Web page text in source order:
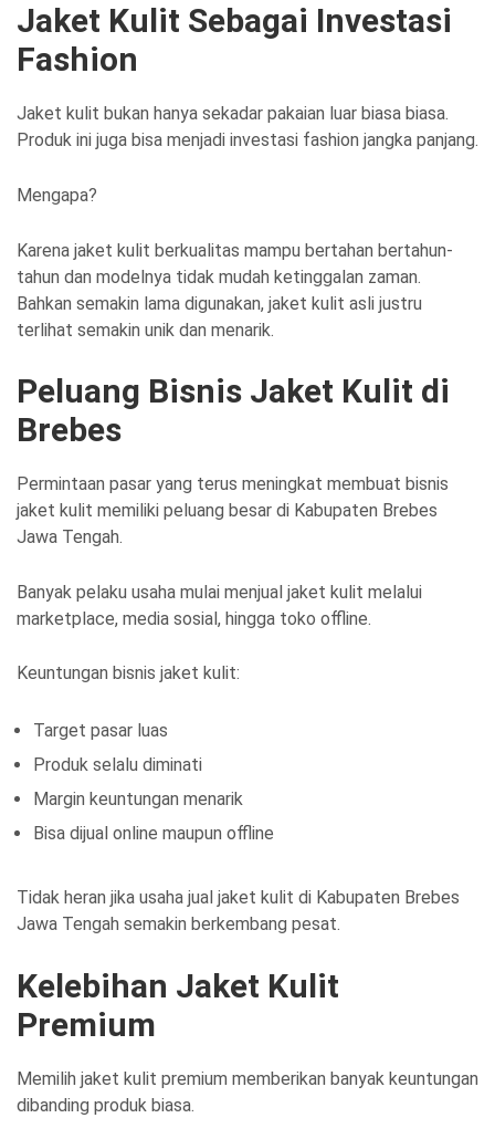
Jaket Kulit Sebagai Investasi
Fashion
Jaket kulit bukan hanya sekadar pakaian luar biasa biasa.
Produk ini juga bisa menjadi investasi fashion jangka panjang.
Mengapa?
Karena jaket kulit berkualitas mampu bertahan bertahun-
tahun dan modelnya tidak mudah ketinggalan zaman.
Bahkan semakin lama digunakan, jaket kulit asli justru
terlihat semakin unik dan menarik.
Peluang Bisnis Jaket Kulit di
Brebes
Permintaan pasar yang terus meningkat membuat bisnis
jaket kulit memiliki peluang besar di Kabupaten Brebes
Jawa Tengah.
Banyak pelaku usaha mulai menjual jaket kulit melalui
marketplace, media sosial, hingga toko offline.
Keuntungan bisnis jaket kulit:
Target pasar luas
Produk selalu diminati
Margin keuntungan menarik
Bisa dijual online maupun offline
Tidak heran jika usaha jual jaket kulit di Kabupaten Brebes
Jawa Tengah semakin berkembang pesat.
Kelebihan Jaket Kulit
Premium
Memilih jaket kulit premium memberikan banyak keuntungan
dibanding produk biasa.